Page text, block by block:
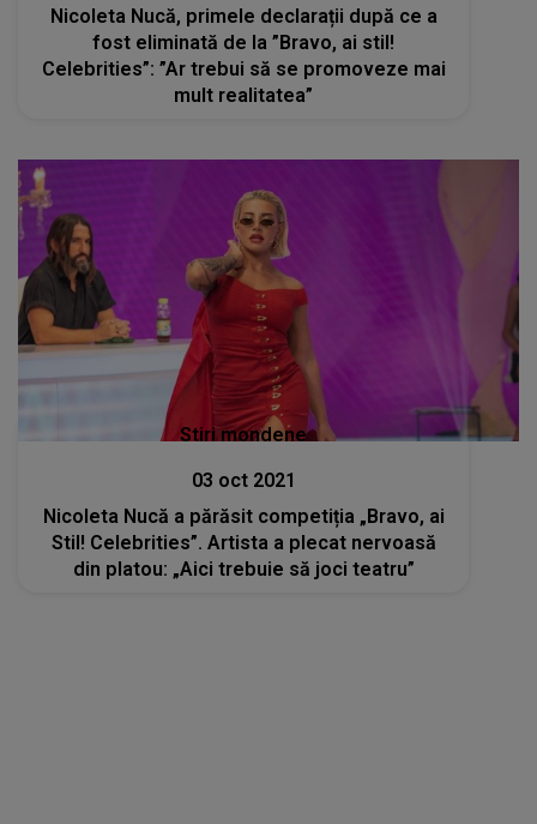
Nicoleta Nucă, primele declarații după ce a
fost eliminată de la ”Bravo, ai stil!
Celebrities”: ”Ar trebui să se promoveze mai
mult realitatea”
Stiri mondene
03 oct 2021
Nicoleta Nucă a părăsit competiția „Bravo, ai
Stil! Celebrities”. Artista a plecat nervoasă
din platou: „Aici trebuie să joci teatru”